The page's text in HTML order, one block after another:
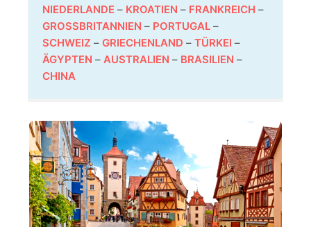
NIEDERLANDE – KROATIEN – FRANKREICH –
GROSSBRITANNIEN
– PORTUGAL –
SCHWEIZ – GRIECHENLAND – TÜRKEI –
ÄGYPTEN – AUSTRALIEN – BRASILIEN –
CHINA